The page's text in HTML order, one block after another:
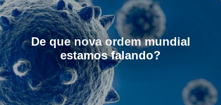
De que nova ordem mundial
estamos falando?